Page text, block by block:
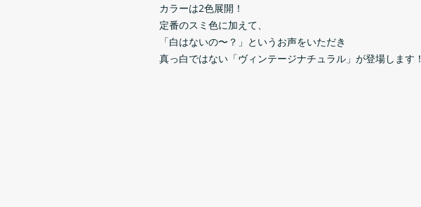
カラーは2色展開！
定番のスミ色に加えて、
「白はないの〜？」というお声をいただき
真っ白ではない「ヴィンテージナチュラル」が登場します！